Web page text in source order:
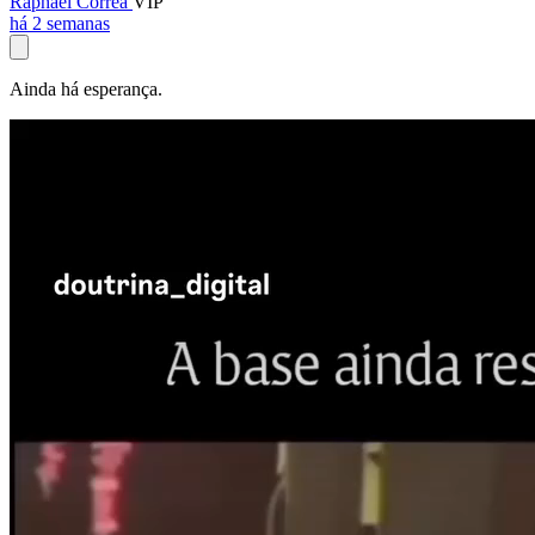
há 2 semanas
Ainda há esperança.